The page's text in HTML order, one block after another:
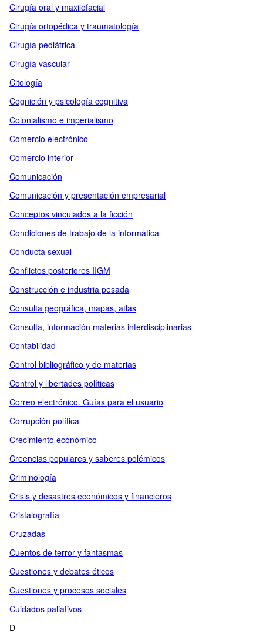
Cirugía oral y maxilofacial
Cirugía ortopédica y traumatología
Cirugía pediátrica
Cirugía vascular
Citología
Cognición y psicología cognitiva
Colonialismo e imperialismo
Comercio electrónico
Comercio interior
Comunicación
Comunicación y presentación empresarial
Conceptos vinculados a la ficción
Condiciones de trabajo de la informática
Conducta sexual
Conflictos posteriores IIGM
Construcción e industria pesada
Consulta geográfica, mapas, atlas
Consulta, información materias interdisciplinarias
Contabilidad
Control bibliográfico y de materias
Control y libertades políticas
Correo electrónico. Guías para el usuario
Corrupción política
Crecimiento económico
Creencias populares y saberes polémicos
Criminología
Crisis y desastres económicos y financieros
Cristalografía
Cruzadas
Cuentos de terror y fantasmas
Cuestiones y debates éticos
Cuestiones y procesos sociales
Cuidados paliativos
D